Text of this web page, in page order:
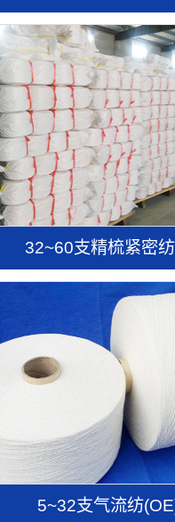
32~60支精梳紧密
5~32支气流纺